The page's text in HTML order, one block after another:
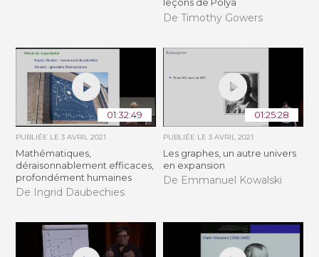
leçons de Polya
De Timothy Gowers
01:32:49
PUBLIÉE LE3 AVRIL 2021
Mathématiques,
déraisonnablement efficaces,
profondément humaines
De Ingrid Daubechies
01:25:28
PUBLIÉE LE 3 AVRIL 2021
Les graphes, un autre univers
en expansion
De Emmanuel Kowalski